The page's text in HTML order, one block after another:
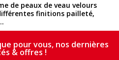
de peaux de veau velours
finitions pailleté,
pour vous, nos dernières
& offres !